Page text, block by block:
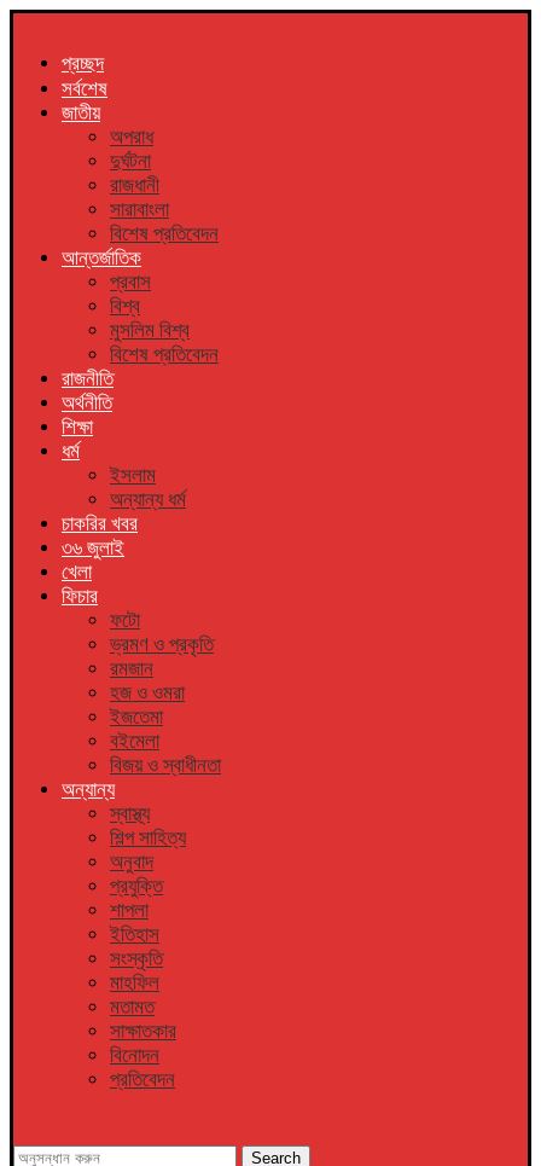
প্রচ্ছদ
সর্বশেষ
জাতীয়
অপরাধ
দুর্ঘটনা
রাজধানী
সারাবাংলা
বিশেষ প্রতিবেদন
আন্তর্জাতিক
প্রবাস
বিশ্ব
মুসলিম বিশ্ব
বিশেষ প্রতিবেদন
রাজনীতি
অর্থনীতি
শিক্ষা
ধর্ম
ইসলাম
অন্যান্য ধর্ম
চাকরির খবর
৩৬ জুলাই
খেলা
ফিচার
ফটো
ভ্রমণ ও প্রকৃতি
রমজান
হজ ও ওমরা
ইজতেমা
বইমেলা
বিজয় ও স্বাধীনতা
অন্যান্য
স্বাস্থ্য
শিল্প সাহিত্য
অনুবাদ
প্রযুক্তি
শাপলা
ইতিহাস
সংস্কৃতি
মাহফিল
মতামত
সাক্ষাতকার
বিনোদন
প্রতিবেদন
Search